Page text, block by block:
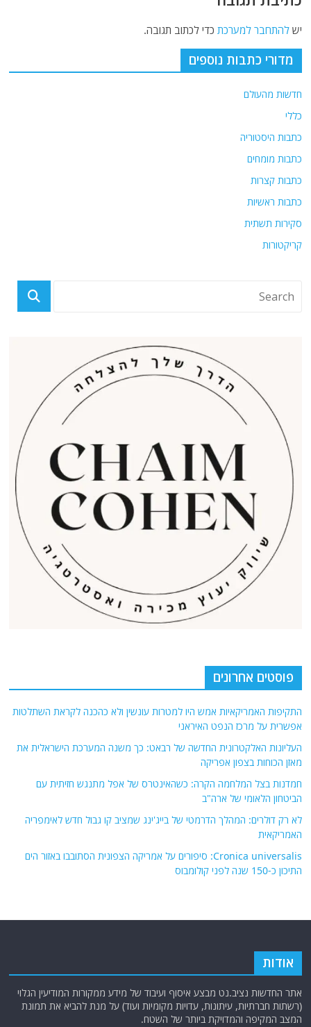
ישלהתחבר למערכת כדי לכתוב תגובה.
מדורי כתבות נוספים
חדשות מהעולם
כללי
כתבות היסטוריה
כתבות מומחים
כתבות קצרות
כתבות ראשיות
סקירות תשתית
קריקטורות
פוסטים אחרונים
התקיפות האמריקאיות אמש היו למטרות עונשין ולא כהכנה לקראת השתלטות
אפשרית על מרכז הנפט האיראני
העליונות האלקטרונית החדשה של רבאט: כך משנה המערכת הישראלית את
מאזן הכוחות בצפון אפריקה
חמדנות בצל המלחמה הקרה: כשהאינטרס של אפל מתנגש חזיתית עם
הביטחון הלאומי של ארה"ב
לא רק דולרים: המהלך הדרמטי של בייג'ינג שמציב קו גבול חדש לאימפריה
האמריקאית
Cronica universalis: סיפורים על אמריקה הצפונית הסתובבו באזור הים
התיכון כ-150 שנה לפני קולומבוס
אודות
אתר החדשות נציב.נט מבצע איסוף ועיבוד של מידע ממקורות המודיעין הגלוי
(רשתות חברתיות, עיתונות, עדויות מקומיות ועוד) על מנת להביא את תמונת
המצב המקיפה והמדויקת ביותר של השטח.